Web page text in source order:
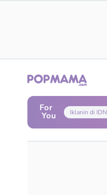
For
You Iklanin di IDN